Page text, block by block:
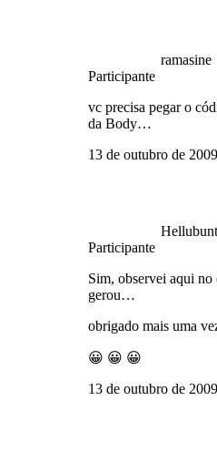
ramasine
Participante
vc precisa pegar o
da Body…
13 de outubro de
Participante
Sim, observei aqui no
gerou…
obrigado mais uma
😀 😀 😀
13 de outubro de